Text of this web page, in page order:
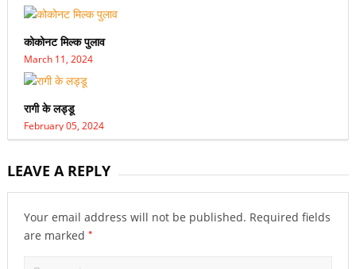
कोकोनट मिल्क पुलाव
March 11, 2024
रागी के लड्डू
February 05, 2024
LEAVE A REPLY
Your email address will not be published. Required fields
are marked *